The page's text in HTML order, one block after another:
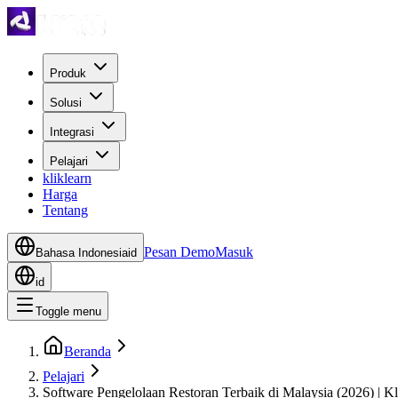
Produk
Solusi
Integrasi
Pelajari
kliklearn
Harga
Tentang
Bahasa Indonesiaid Pesan DemoMasuk
id
Toggle menu
Beranda
Pelajari
Software Pengelolaan Restoran Terbaik di Malaysia (2026) |